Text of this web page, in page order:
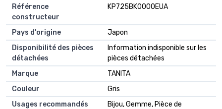
Référence
constructeur
KP725BK0000EUA
Pays d'origine
Japon
Disponibilité des pièces
détachées
Information indisponible sur les
pièces détachées
Marque
TANITA
Couleur
Gris
Usages recommandés
Bijou, Gemme, Pièce de